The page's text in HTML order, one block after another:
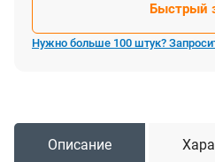
Быстрый
Нужно больше 100 штук?
Описание